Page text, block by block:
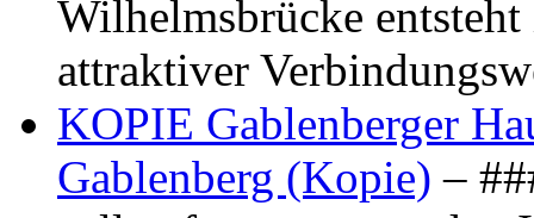
Wilhelmsbrücke
attraktiver
KOPIE Gablenberger
Gablenberg (Kopie) –